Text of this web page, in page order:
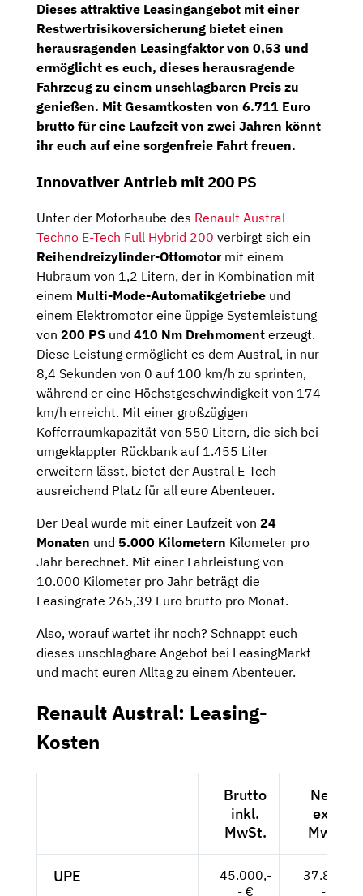
Dieses attraktive Leasingangebot mit einer
Restwertrisikoversicherung bietet einen
herausragenden Leasingfaktorvon 0,53 und
ermöglicht es euch, dieses herausragende
Fahrzeug zu einem unschlagbaren Preis zu
genießen. Mit Gesamtkosten von 6.711 Euro
brutto für eine Laufzeit von zwei Jahren könnt
ihr euch auf eine sorgenfreie Fahrt freuen.
Innovativer Antrieb mit 200 PS
Unter der Motorhaube des Renault Austral
Techno E-Tech Full Hybrid 200 verbirgt sich ein
Reihendreizylinder-Ottomotormit einem
Hubraum von 1,2 Litern, der in Kombination mit
einem Multi-Mode-Automatikgetriebe und
einem Elektromotor eine üppige Systemleistung
von 200 PS und 410 Nm Drehmoment erzeugt.
Diese Leistung ermöglicht es dem Austral, in nur
8,4 Sekunden von 0 auf 100 km/h zu sprinten,
während er eine Höchstgeschwindigkeit von 174
km/h erreicht. Mit einer großzügigen
Kofferraumkapazität von 550 Litern, die sich bei
umgeklappter Rückbank auf 1.455 Liter
erweitern lässt, bietet der Austral E-Tech
ausreichend Platz für all eure Abenteuer.
Der Deal wurde mit einer Laufzeit von 24
Monaten und 5.000 Kilometern Kilometer pro
Jahr berechnet. Mit einer Fahrleistung von
10.000 Kilometer pro Jahr beträgt die
Leasingrate 265,39 Euro brutto pro Monat.
Also, worauf wartet ihr noch? Schnappt euch
dieses unschlagbare Angebot bei LeasingMarkt
und macht euren Alltag zu einem Abenteuer.
Renault Austral: Leasing-
Kosten
Brutto
inkl.
MwSt.
Netto
exkl.
MwSt.
UPE
45.000,-
- €
37.815,-
- €